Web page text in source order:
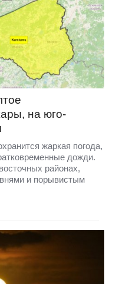
на юго-
жаркая погода,
дожди.
районах,
и порывистым